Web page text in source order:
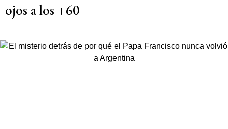
ojos a los +60